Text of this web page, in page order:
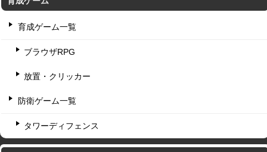
育成ゲーム一覧
ブラウザRPG
放置・クリッカー
防衛ゲーム一覧
タワーディフェンス